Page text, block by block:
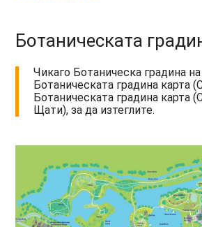
Ботаническата
Чикаго Ботаническа градина на
Ботаническата градина карта
Ботаническата градина карта
Щати), за да изтеглите.